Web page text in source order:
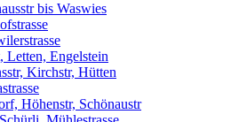
bis Waswies
Letten, Engelstein
Kirchstr, Hütten
Höhenstr, Schönaustr